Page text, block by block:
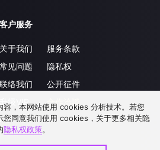
客户服务
关于我们
常见问题
联络我们
升级VIP
服务条款
隐私权
公开征件
合作洽談
容，本网站使用 cookies 分析技术。若您
您同意我们使用 cookies，关于更多相关隐
隐私权政策。